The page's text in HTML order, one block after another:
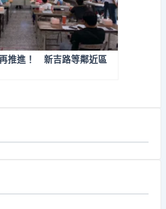
推進！ 新吉路等鄰近區